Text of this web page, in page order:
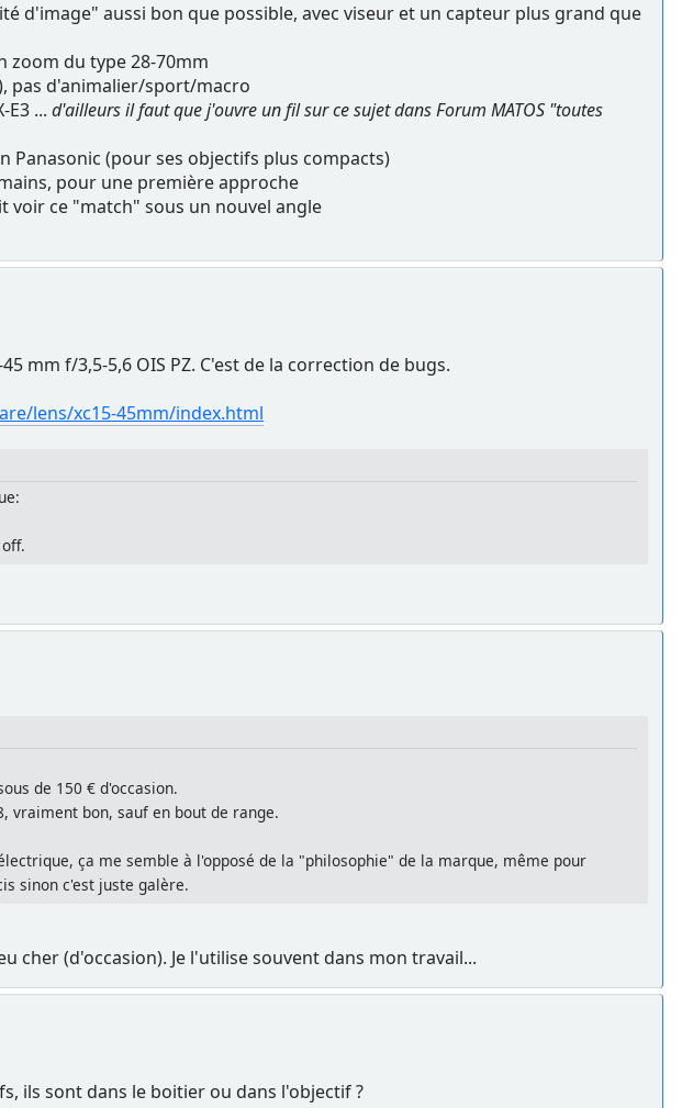
d'image" aussi bon que possible, avec viseur et un capteur plus grand que
zoom du type 28-70mm
pas d'animalier/sport/macro
... d'ailleurs il faut que j'ouvre un fil sur ce sujet dans Forum MATOS "toutes
Panasonic (pour ses objectifs plus compacts)
pour une première approche
voir ce "match" sous un nouvel angle
mm f/3,5-5,6 OIS PZ. C'est de la correction de bugs.
lens/xc15-45mm/index.html
de 150 € d'occasion.
vraiment bon, sauf en bout de range.
ça me semble à l'opposé de la "philosophie" de la marque, même pour
sinon c'est juste galère.
cher (d'occasion). Je l'utilise souvent dans mon travail...
ils sont dans le boitier ou dans l'objectif ?